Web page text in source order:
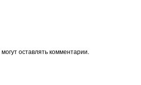
оставлять комментарии.